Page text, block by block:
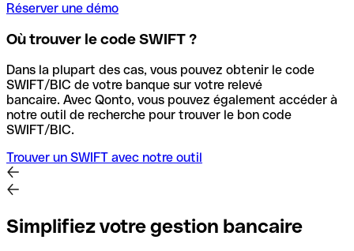
Réserver une démo
Où trouver le code SWIFT ?
Dans la plupart des cas, vous pouvez obtenir le code
SWIFT/BIC de votre banque sur votre relevé
bancaire. Avec Qonto, vous pouvez également accéder à
notre outil de recherche pour trouver le bon code
SWIFT/BIC.
Trouver un SWIFT avec notre outil
Simplifiez votre gestion bancaire